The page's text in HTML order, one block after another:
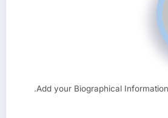
Add your Biographical